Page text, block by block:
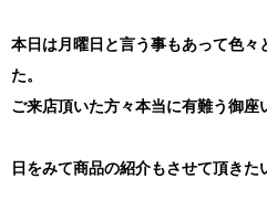
本日は月曜日と言う事もあって色々
た。
ご来店頂いた方々本当に有難う御座
日をみて商品の紹介もさせて頂きた